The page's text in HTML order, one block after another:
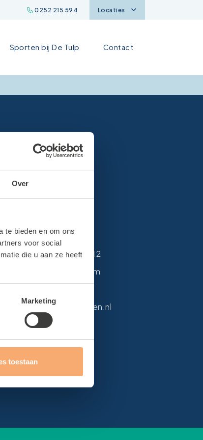
Over
te bieden en om ons
voor social
die u aan ze heeft
Marketing
toestaan
0252 215 594 Locaties
Sporten bij De Tulp Contact
Contact
Van Alkemadelaan 12
2171 DH Sassenheim
info@sbteylingen.nl